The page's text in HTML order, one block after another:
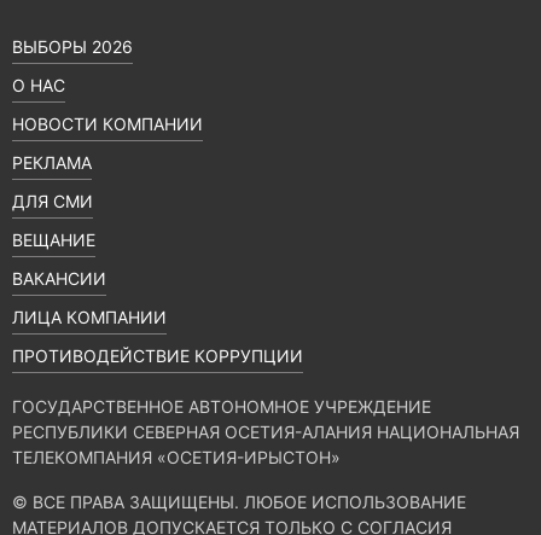
ВЫБОРЫ 2026
О НАС
НОВОСТИ КОМПАНИИ
РЕКЛАМА
ДЛЯ СМИ
ВЕЩАНИЕ
ВАКАНСИИ
ЛИЦА КОМПАНИИ
ПРОТИВОДЕЙСТВИЕ КОРРУПЦИИ
ГОСУДАРСТВЕННОЕ АВТОНОМНОЕ УЧРЕЖДЕНИЕ
РЕСПУБЛИКИ СЕВЕРНАЯ ОСЕТИЯ-АЛАНИЯ НАЦИОНАЛЬНАЯ
ТЕЛЕКОМПАНИЯ «ОСЕТИЯ-ИРЫСТОН»
© ВСЕ ПРАВА ЗАЩИЩЕНЫ. ЛЮБОЕ ИСПОЛЬЗОВАНИЕ
МАТЕРИАЛОВ ДОПУСКАЕТСЯ ТОЛЬКО С СОГЛАСИЯ